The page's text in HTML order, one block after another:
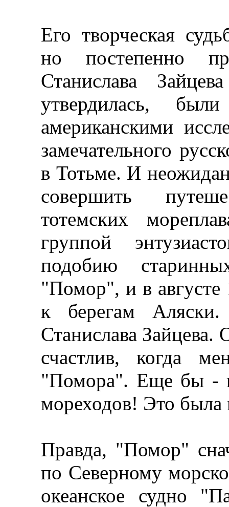
Его творческая
но постепенно
Станислава
утвердилась,
американскими
замечательного
в Тотьме. И
совершить
тотемских
группой
подобию
"Помор", и в августе
к берегам
Станислава
счастлив, когда
"Помора". Еще бы -
мореходов! Это была
Правда, "Помор"
по Северному
океанское судно